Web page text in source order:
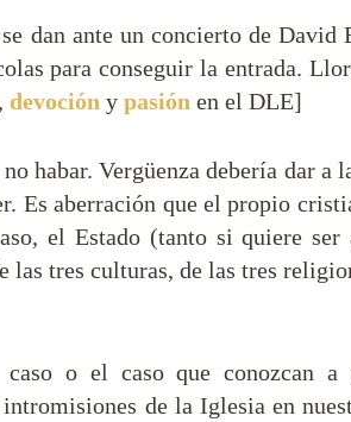
dan ante un concierto de David
para conseguir la entrada.
, devoción y pasión en el DLE]
habar. Vergüenza debería dar a
Es aberración que el propio
el Estado (tanto si quiere
las tres culturas, de las tres
o el caso que conozcan a
de la Iglesia en